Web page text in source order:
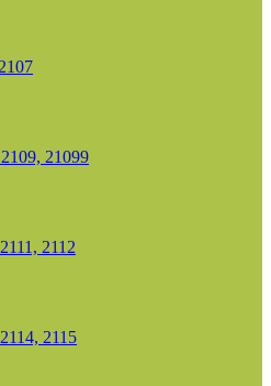
21099
2112
2115